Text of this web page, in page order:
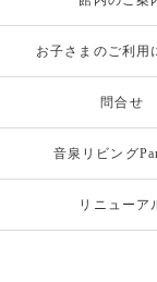
お子さまのご利用
問合せ
音泉リビング
リニューア